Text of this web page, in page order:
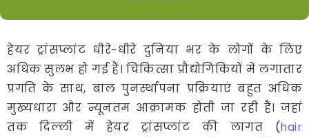
हेयर ट्रांसप्लांट धीरे-धीरे दुनिया भर के लोगों के लिए
अधिक सुलभ हो गई हैं। चिकित्सा प्रौद्योगिकियों में लगातार
प्रगति के साथ, बाल पुनर्स्थापना प्रक्रियाएं बहुत अधिक
मुख्यधारा और न्यूनतम आक्रामक होती जा रही हैं। जहां
तक दिल्ली में हेयर ट्रांसप्लांट की लागत (hair